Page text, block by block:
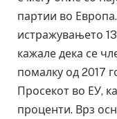
партии во
истражувањето
кажале дека се
помалку од 2017
Просекот во ЕУ,
проценти. Врз